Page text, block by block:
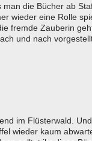
man die Bücher ab
wieder eine Rolle
fremde Zauberin
und nach
im Flüsterwald.
wieder kaum